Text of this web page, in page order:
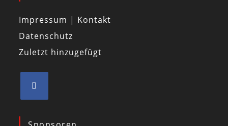
Impressum | Kontakt
Datenschutz
Zuletzt hinzugefügt